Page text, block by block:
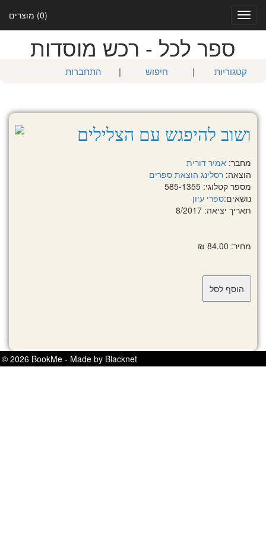
(0) מוצרים
Toggle
navigation
ספר לכל - רכש מוסדות
קטגוריות | חיפוש | התחברות
ושוב להיפגש עם הצלילים
מחבר: אמיר דורית
הוצאה: רסלינג הוצאת ספרים
מספר קטלוגי: 585-1355
נושאים:ספרי עיון
תאריך יציאה: 8/2017
מחיר: 84.00 ₪
© 2026 BookMe - Made by Blacknet